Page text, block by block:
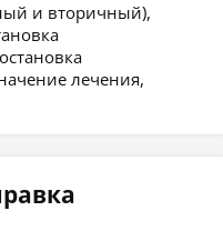
и вторичный),
лечения,